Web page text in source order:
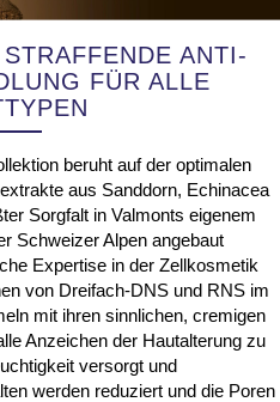
ANTI-
FÜR ALLE
beruht auf der optimalen
aus Sanddorn, Echinacea
Sorgfalt in Valmonts eigenem
Schweizer Alpen angebaut
Expertise in der Zellkosmetik
von Dreifach-DNS und RNS im
mit ihren sinnlichen, cremigen
Anzeichen der Hautalterung zu
versorgt und
werden reduziert und die Poren